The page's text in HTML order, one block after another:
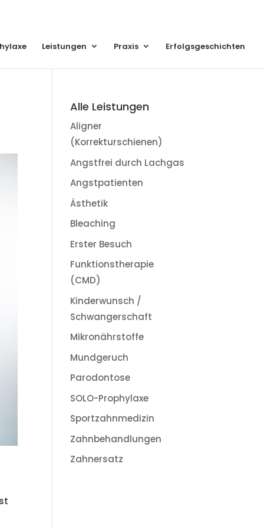
Leistungen Praxis Erfolgsgeschichten
Alle Leistungen
Aligner
(Korrekturschienen)
Angstfrei durch Lachgas
Angstpatienten
Ästhetik
Bleaching
Erster Besuch
Funktionstherapie
(CMD)
Kinderwunsch /
Schwangerschaft
Mikronährstoffe
Mundgeruch
Parodontose
SOLO-Prophylaxe
Sportzahnmedizin
Zahnbehandlungen
Zahnersatz